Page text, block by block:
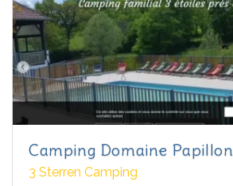
Camping Domaine Papillon
3 Sterren Camping